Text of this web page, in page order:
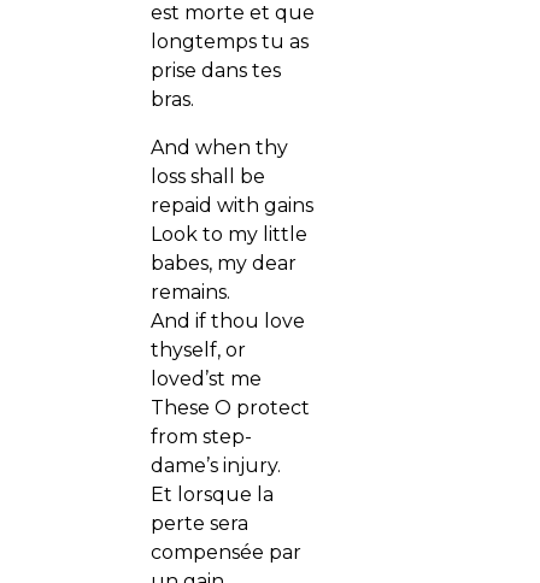
est morte et que
longtemps tu as
prise dans tes
bras.
And when thy
loss shall be
repaid with gains
Look to my little
babes, my dear
remains.
And if thou love
thyself, or
loved’st me
These O protect
from step-
dame’s injury.
Et lorsque la
perte sera
compensée par